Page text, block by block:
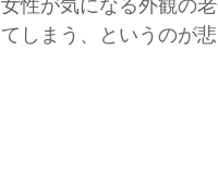
てしまう、というのが